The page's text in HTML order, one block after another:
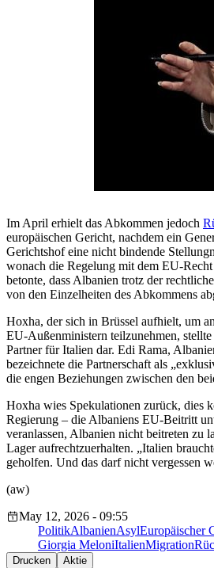
Im April erhielt das Abkommen jedoch
europäischen Gericht, nachdem ein
Gerichtshof eine nicht bindende
wonach die Regelung mit dem EU-
betonte, dass Albanien trotz der
von den Einzelheiten des Abkommens
Hoxha, der sich in Brüssel aufhielt, um
EU-Außenministern teilzunehmen,
Partner für Italien dar. Edi Rama,
bezeichnete die Partnerschaft als
die engen Beziehungen zwischen den
Hoxha wies Spekulationen zurück, dies
Regierung – die Albaniens EU-Beitritt
veranlassen, Albanien nicht beitreten zu
Lager aufrechtzuerhalten. „Italien
geholfen. Und das darf nicht vergessen
(aw)
May 12, 2026 - 09:55
PolitikAlbanienAsylEuropäischer
Giorgia MeloniItalienMigration
Drucken Aktie